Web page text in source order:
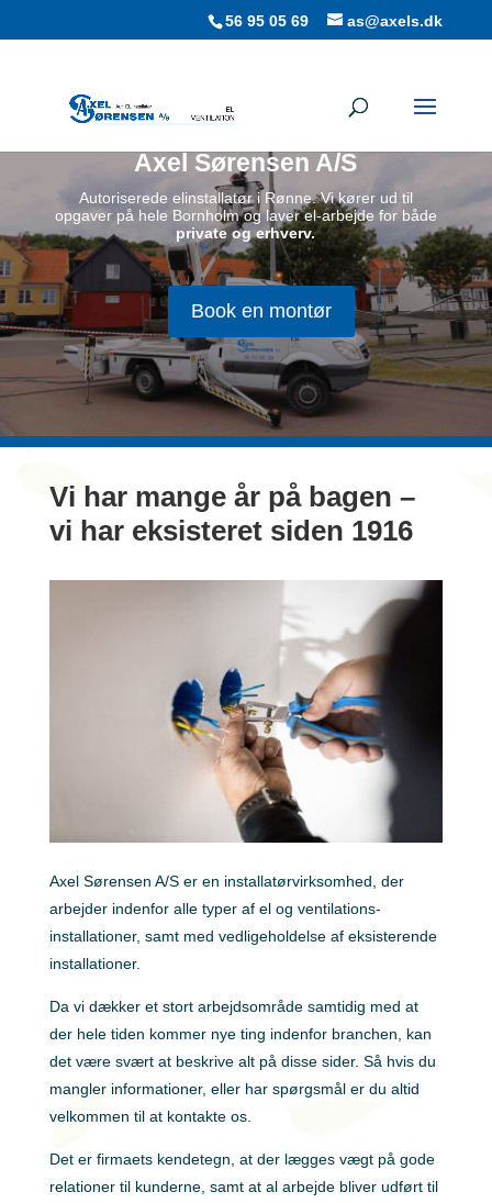
56 95 05 69 as@axels.dk
Axel Sørensen A/S
Autoriserede elinstallatør i Rønne. Vi kører ud til
opgaver på hele Bornholm og laver el-arbejde for både
private og erhverv.
Book en montør
Vi har mange år på bagen –
vi har eksisteret siden 1916
Axel Sørensen A/S er en installatørvirksomhed, der
arbejder indenfor alle typer af el og ventilations-
installationer, samt med vedligeholdelse af eksisterende
installationer.
Da vi dækker et stort arbejdsområde samtidig med at
der hele tiden kommer nye ting indenfor branchen, kan
det være svært at beskrive alt på disse sider. Så hvis du
mangler informationer, eller har spørgsmål er du altid
velkommen til at kontakte os.
Det er firmaets kendetegn, at der lægges vægt på gode
relationer til kunderne, samt at al arbejde bliver udført til